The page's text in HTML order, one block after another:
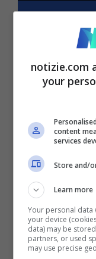
14 Settembre
Caro-
dirlo
notizie.com
your
content
services
Store and/
Learn more
Your personal
your device
data) may be
partners, or used
may use precise